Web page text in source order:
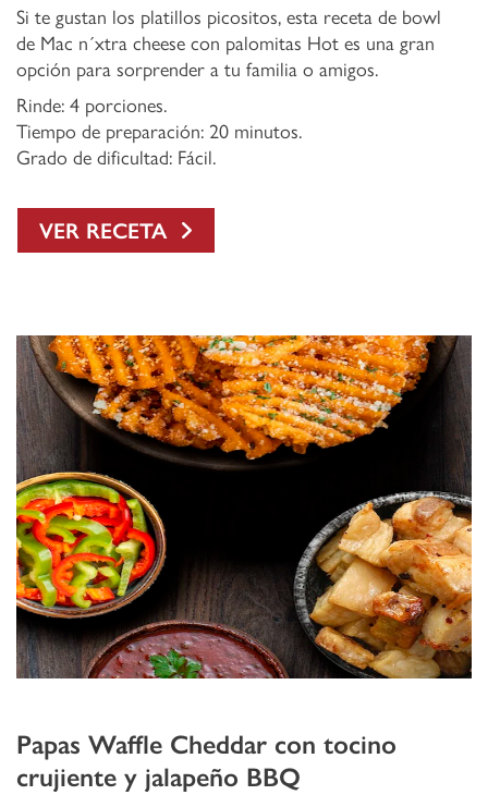
Si te gustan los platillos picositos, esta receta de bowl
de Mac n´xtra cheese con palomitas Hot es una gran
opción para sorprender a tu familia o amigos.
Rinde: 4 porciones.
Tiempo de preparación: 20 minutos.
Grado de dificultad: Fácil.
VER RECETA
Papas Waffle Cheddar con tocino
crujiente y jalapeño BBQ